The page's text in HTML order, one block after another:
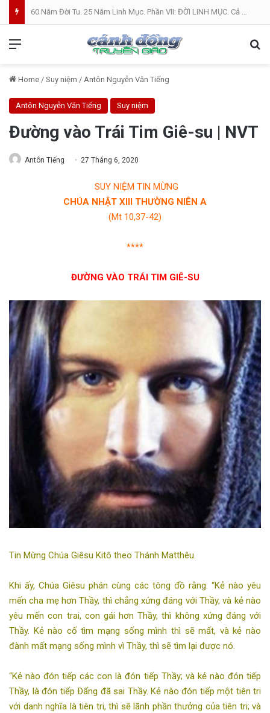
60 Năm Đời Tu. 25 Năm Linh Mục. Phần VII: ĐỜI LINH MỤC. Cả Nổ
Home / Suy niệm / Antôn Nguyễn Văn Tiếng
Antôn Nguyễn Văn Tiếng Suy niệm
Đường vào Trái Tim Giê-su | NVT
Antôn Tiếng 27 Tháng 6, 2020
SUY NIỆM TIN MỪNG
CHÚA NHẬT XIII THƯỜNG NIÊN A
(Mt 10,37-42)
****
ĐƯỜNG VÀO TRÁI TIM GIÊ-SU
Tin Mừng Chúa Giêsu Kitô theo Thánh Matthêu.
Khi ấy, Chúa Giêsu phán cùng các tông đồ rằng: “Kẻ nào yêu
mến cha mẹ hơn Thầy, thì chẳng xứng đáng với Thầy, và kẻ nào
yêu mến con trai, con gái hơn Thầy, thì không xứng đáng với
Thầy. Kẻ nào cố tìm mạng sống mình thì sẽ mất, và kẻ nào
đành mất mạng sống mình vì Thầy, thì sẽ tìm lại được nó.
“Kẻ nào đón tiếp các con là đón tiếp Thầy; và kẻ nào đón tiếp
Thầy, là đón tiếp Ðấng đã sai Thầy. Kẻ nào đón tiếp một tiên tri
với danh nghĩa là tiên tri, thì sẽ lãnh phần thưởng của tiên tri; và